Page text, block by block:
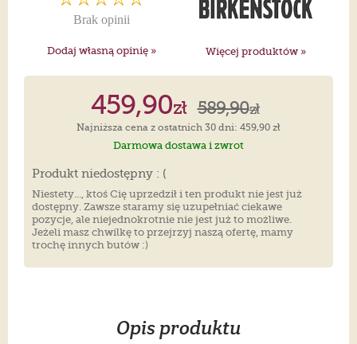
Brak opinii
Dodaj własną opinię » Więcej produktów »
459,90zł 589,90zł
Najniższa cena z ostatnich 30 dni: 459,90 zł
Darmowa dostawa i zwrot
Produkt niedostępny : (
Niestety..., ktoś Cię uprzedził i ten produkt nie jest już
dostępny. Zawsze staramy się uzupełniać ciekawe
pozycje, ale niejednokrotnie nie jest już to możliwe.
Jeżeli masz chwilkę to przejrzyj naszą ofertę, mamy
trochę innych butów :)
Opis produktu